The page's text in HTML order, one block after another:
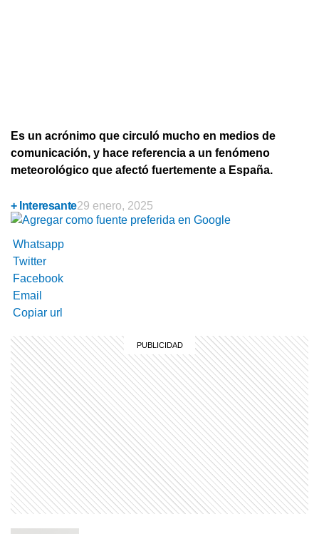
Es un acrónimo que circuló mucho en medios de
comunicación, y hace referencia a un fenómeno
meteorológico que afectó fuertemente a España.
+ Interesante29 enero, 2025
Whatsapp
Twitter
Facebook
Email
Copiar url